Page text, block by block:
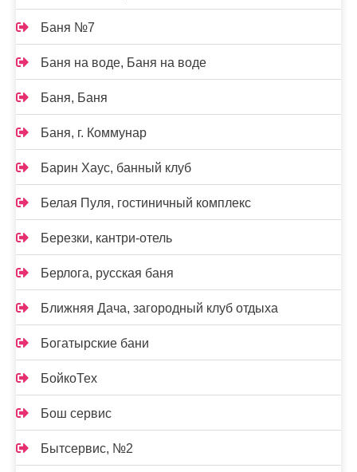
Баня №7
Баня на воде, Баня на воде
Баня, Баня
Баня, г. Коммунар
Барин Хаус, банный клуб
Белая Пуля, гостиничный комплекс
Березки, кантри-отель
Берлога, русская баня
Ближняя Дача, загородный клуб отдыха
Богатырские бани
БойкоТех
Бош сервис
Бытсервис, №2